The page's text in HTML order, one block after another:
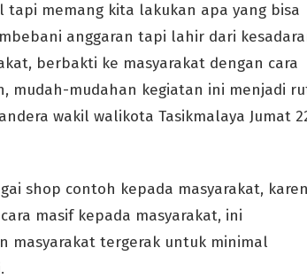
memang kita lakukan apa yang bisa
anggaran tapi lahir dari
berbakti ke masyarakat dengan cara
mudah-mudahan kegiatan ini menjadi
wakil walikota Tasikmalaya Jumat
shop contoh kepada masyarakat,
masif kepada masyarakat, ini
masyarakat tergerak untuk minimal